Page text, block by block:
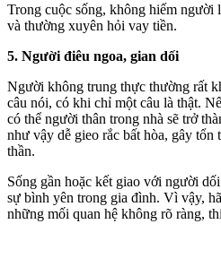
Trong cuộc sống, không hiếm người
và thường xuyên hỏi vay tiền.
5. Người điêu ngoa, gian dối
Người không trung thực thường rất
câu nói, có khi chỉ một câu là thật.
có thể người thân trong nhà sẽ trở
như vậy dễ gieo rắc bất hòa, gây tổn
thần.
Sống gần hoặc kết giao với người
sự bình yên trong gia đình. Vì vậy,
những mối quan hệ không rõ ràng,